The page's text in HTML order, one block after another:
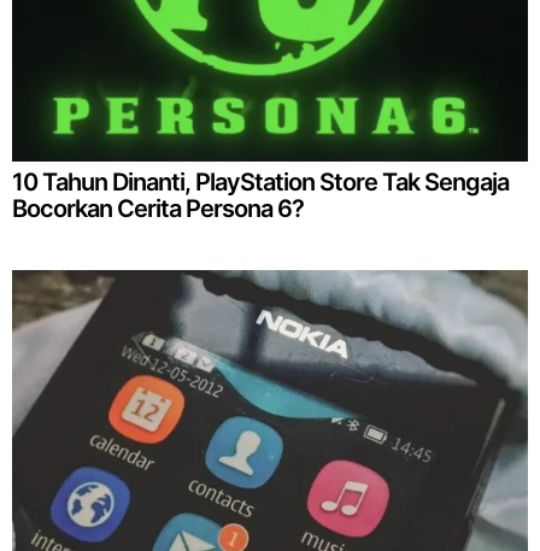
10 Tahun Dinanti, PlayStation Store Tak Sengaja
Bocorkan Cerita Persona 6?